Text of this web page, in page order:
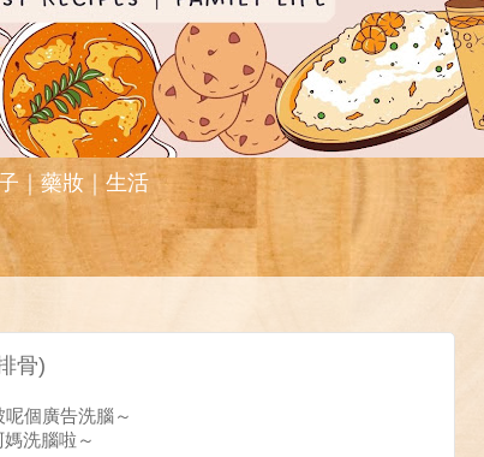
｜藥妝｜生活
骨)
個廣告洗腦～
洗腦啦～